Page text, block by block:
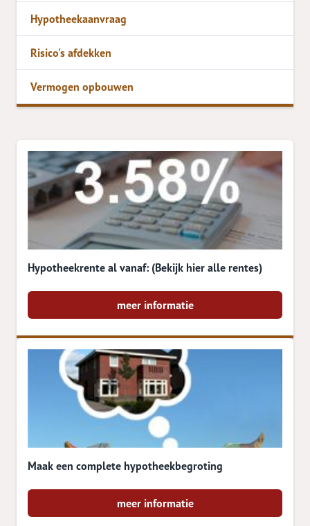
Hypotheekaanvraag
Risico's afdekken
Vermogen opbouwen
Hypotheekrente al vanaf: (Bekijk hier alle rentes)
meer informatie
Maak een complete hypotheekbegroting
meer informatie